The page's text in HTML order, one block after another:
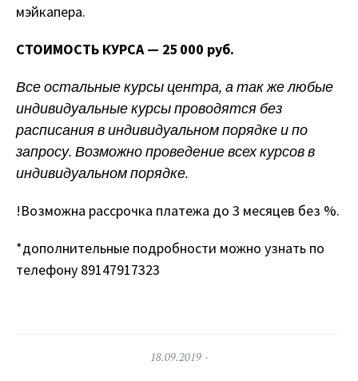
мэйкапера.
СТОИМОСТЬ КУРСА — 25 000 руб.
Все остальные курсы центра, а так же любые
индивидуальные курсы проводятся без
расписания в индивидуальном порядке и по
запросу. Возможно проведение всехкурсовв
индивидуальном порядке.
!Возможна рассрочка платежа до 3 месяцев без %.
*дополнительные подробности можно узнать по
телефону 89147917323
18.09.2019